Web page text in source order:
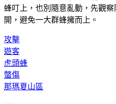
蜂叮上，也別隨意亂動，先觀
開，避免一大群蜂擁而上。
攻擊
遊客
虎頭蜂
螫傷
那瑪夏山區